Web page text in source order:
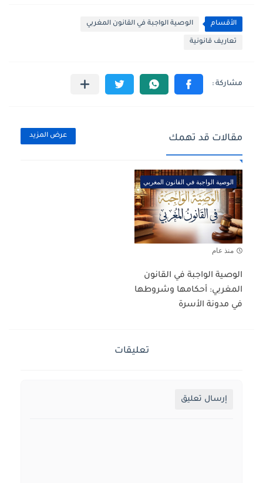
الأقسام الوصية الواجبة في القانون المغربي
تعاريف قانونية
مقالات قد تهمك عرض المزيد
الوصية الواجبة في القانون المغربي
منذ عام
الوصية الواجبة في القانون
المغربي: أحكامها وشروطها
في مدونة الأسرة
تعليقات
إرسال تعليق